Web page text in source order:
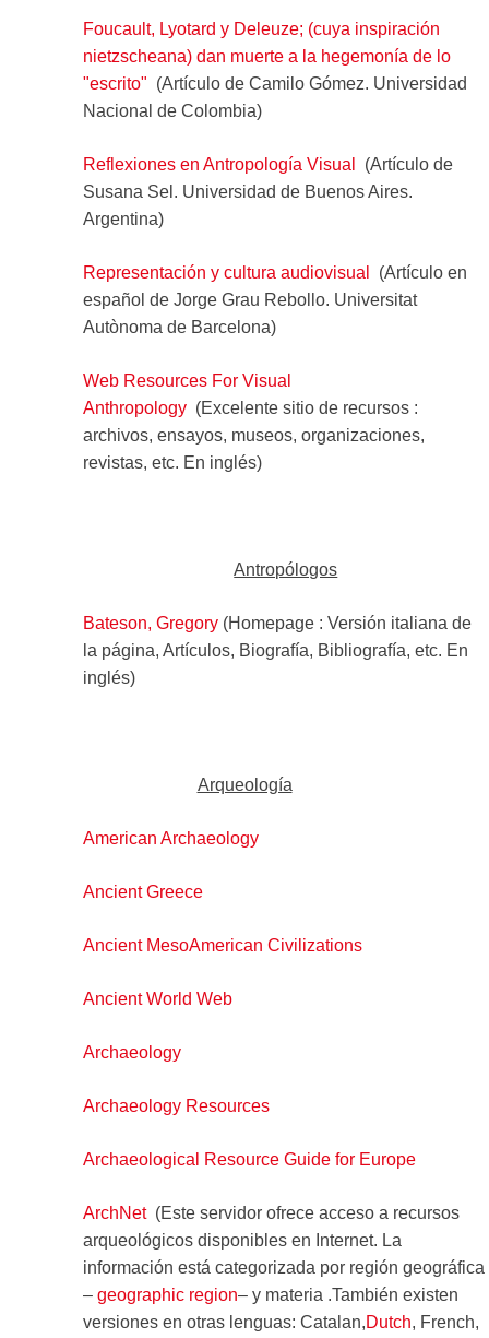
Foucault, Lyotard y Deleuze; (cuya inspiración
nietzscheana) dan muerte a la hegemonía de lo
"escrito" (Artículo de Camilo Gómez. Universidad
Nacional de Colombia)
Reflexiones en Antropología Visual
(Artículo de
Susana Sel. Universidad de Buenos Aires.
Argentina)
Representación y cultura audiovisual
(Artículo en
español de Jorge Grau Rebollo. Universitat
Autònoma de Barcelona)
Web Resources For Visual
Anthropology(Excelente sitio de recursos :
archivos, ensayos, museos, organizaciones,
revistas, etc. En inglés)
Antropólogos
Bateson, Gregory(Homepage : Versión italiana de
la página, Artículos, Biografía, Bibliografía, etc. En
inglés)
Arqueología
American Archaeology
Ancient Greece
Ancient MesoAmerican Civilizations
Ancient World Web
Archaeology
Archaeology Resources
Archaeological Resource Guide for Europe
ArchNet(Este servidor ofrece acceso a recursos
arqueológicos disponibles en Internet. La
información está categorizada por región geográfica
– geographic region– y materia .También existen
versiones en otras lenguas: Catalan,Dutch, French,